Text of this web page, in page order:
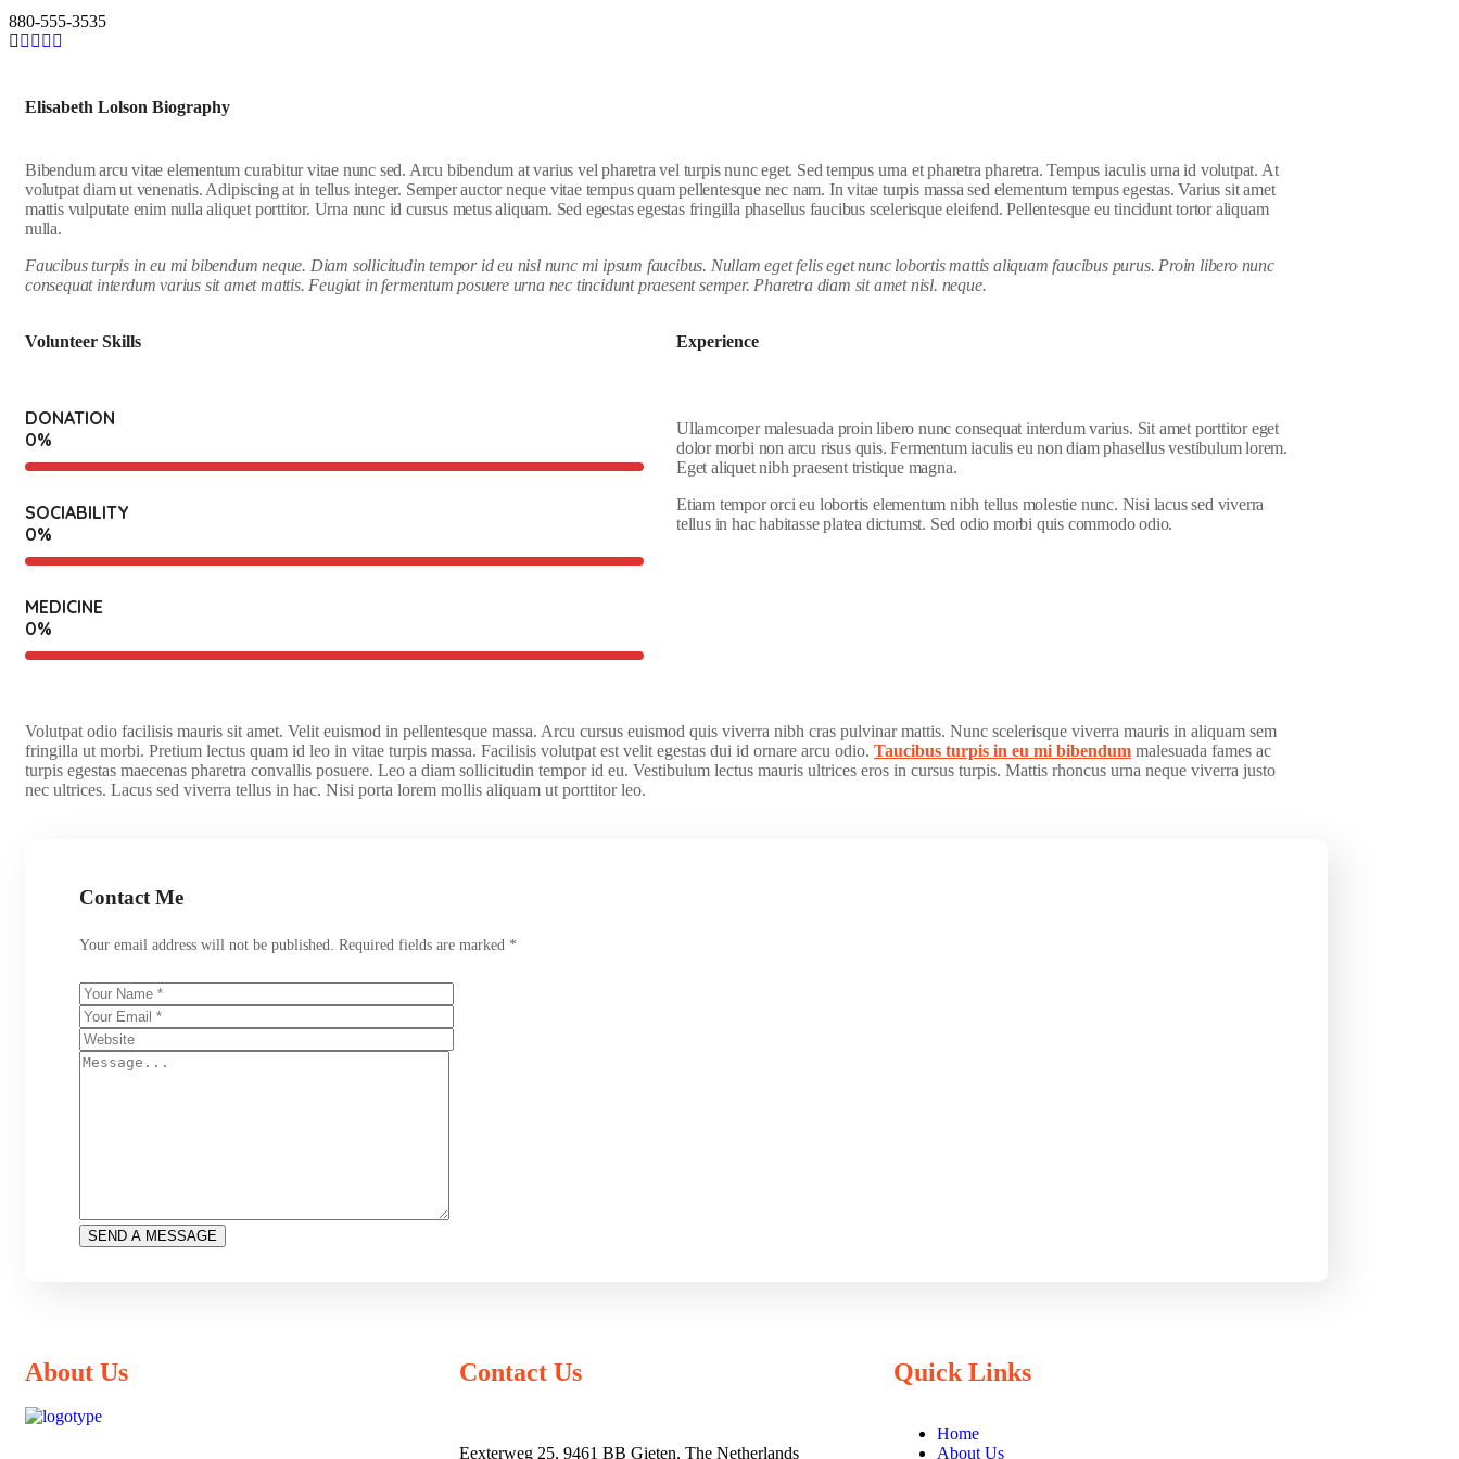
880-555-3535
Elisabeth Lolson Biography
Bibendum arcu vitae elementum curabitur vitae nunc sed. Arcu bibendum at varius vel pharetra vel turpis nunc eget. Sed tempus urna et pharetra pharetra. Tempus iaculis urna id volutpat. At
volutpat diam ut venenatis. Adipiscing at in tellus integer. Semper auctor neque vitae tempus quam pellentesque nec nam. In vitae turpis massa sed elementum tempus egestas. Varius sit amet
mattis vulputate enim nulla aliquet porttitor. Urna nunc id cursus metus aliquam. Sed egestas egestas fringilla phasellus faucibus scelerisque eleifend. Pellentesque eu tincidunt tortor aliquam
nulla.
Faucibus turpis in eu mi bibendum neque. Diam sollicitudin tempor id eu nisl nunc mi ipsum faucibus. Nullam eget felis eget nunc lobortis mattis aliquam faucibus purus. Proin libero nunc
consequat interdum varius sit amet mattis. Feugiat in fermentum posuere urna nec tincidunt praesent semper. Pharetra diam sit amet nisl. neque.
Volunteer Skills
DONATION
0%
SOCIABILITY
0%
MEDICINE
0%
Experience
Ullamcorper malesuada proin libero nunc consequat interdum varius. Sit amet porttitor eget
dolor morbi non arcu risus quis. Fermentum iaculis eu non diam phasellus vestibulum lorem.
Eget aliquet nibh praesent tristique magna.
Etiam tempor orci eu lobortis elementum nibh tellus molestie nunc. Nisi lacus sed viverra
tellus in hac habitasse platea dictumst. Sed odio morbi quis commodo odio.
Volutpat odio facilisis mauris sit amet. Velit euismod in pellentesque massa. Arcu cursus euismod quis viverra nibh cras pulvinar mattis. Nunc scelerisque viverra mauris in aliquam sem
fringilla ut morbi. Pretium lectus quam id leo in vitae turpis massa. Facilisis volutpat est velit egestas dui id ornare arcu odio. Taucibus turpis in eu mi bibendum malesuada fames ac
turpis egestas maecenas pharetra convallis posuere. Leo a diam sollicitudin tempor id eu. Vestibulum lectus mauris ultrices eros in cursus turpis. Mattis rhoncus urna neque viverra justo
nec ultrices. Lacus sed viverra tellus in hac. Nisi porta lorem mollis aliquam ut porttitor leo.
Contact Me
Your email address will not be published. Required fields are marked *
About Us Contact Us
Eexterweg 25, 9461 BB Gieten, The Netherlands
Quick Links
Home
About Us